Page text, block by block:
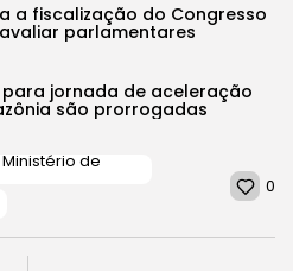
a fiscalização do Congresso
parlamentares
jornada de aceleração
são prorrogadas
de
0